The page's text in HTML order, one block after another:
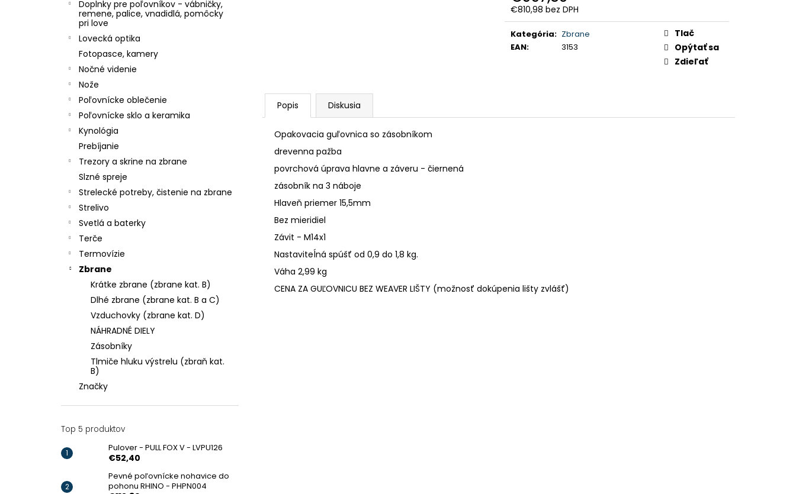
Doplnky pre poľovníkov - vábničky,
remene, palice, vnadidlá, pomôcky
pri love
Lovecká optika
Fotopasce, kamery
Nočné videnie
Nože
Poľovnícke oblečenie
Poľovnícke sklo a keramika
Kynológia
Prebíjanie
Trezory a skrine na zbrane
Slzné spreje
Strelecké potreby, čistenie na zbrane
Strelivo
Svetlá a baterky
Terče
Termovízie
Zbrane
Krátke zbrane (zbrane kat. B)
Dlhé zbrane (zbrane kat. B a C)
Vzduchovky (zbrane kat. D)
NÁHRADNÉ DIELY
Zásobníky
Tlmiče hluku výstrelu (zbraň kat.
B)
Značky
Top 5 produktov
Pulover - PULL FOX V - LVPU126
€52,40
Pevné poľovnícke nohavice do
pohonu RHINO - PHPN004
€810,98 bez DPH
Jednotková
cena:
Kategória: Zbrane
EAN: 3153
Tlač
Opýtať sa
Zdieľať
Popis Diskusia
Opakovacia guľovnica so zásobníkom
drevenna pažba
povrchová úprava hlavne a záveru - čiernená
zásobník na 3 náboje
Hlaveň priemer 15,5mm
Bez mieridiel
Závit - M14x1
Nastaviteĺná spúšť od 0,9 do 1,8 kg.
Váha 2,99 kg
CENA ZA GUĽOVNICU BEZ WEAVER LIŠTY (možnosť dokúpenia lišty zvlášť)